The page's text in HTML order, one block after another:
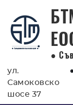
●
ул.
Самоковско
шосе 37